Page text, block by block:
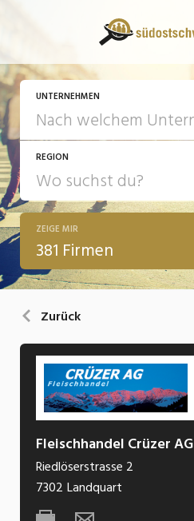
UNTERNEHMEN
REGION
ZEIGE MIR
381 Firmen
Zurück
Fleischhandel Crüzer AG
Riedlöserstrasse 2
7302 Landquart